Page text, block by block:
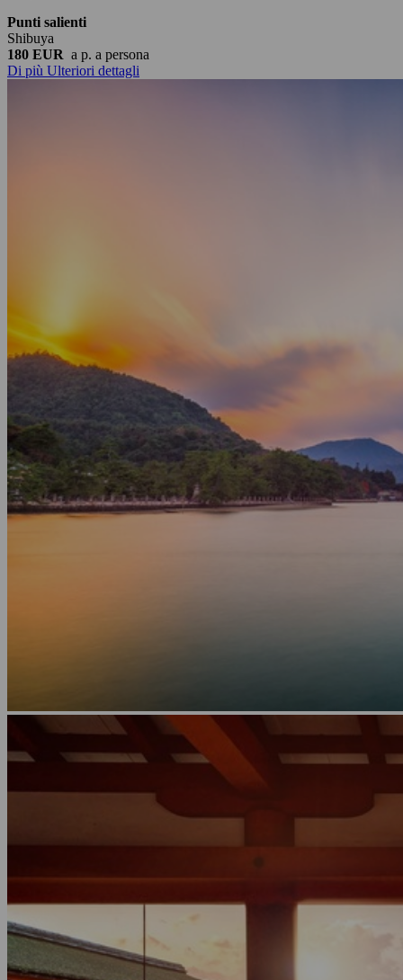
Punti salienti
Shibuya
180 EUR a p. a persona
Di più Ulteriori dettagli